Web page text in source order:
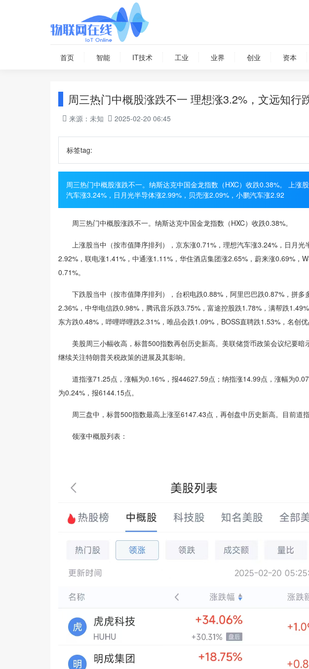
首页 智能 IT技术 工业 业界 创业 资本
周三热门中概股涨跌不一 理想涨3.2%，文远知行
来源：未知 2025-02-20 06:45
标签tag:
周三热门中概股涨跌不一。纳斯达克中国金龙指数（HXC）收跌0.38%。 上涨
汽车涨3.24%，日月光半导体涨2.99%，贝壳涨2.09%，小鹏汽车涨2.92
周三热门中概股涨跌不一。纳斯达克中国金龙指数（HXC）收跌0.38%。
上涨股当中（按市值降序排列），京东涨0.71%，理想汽车涨3.24%，日月光
2.92%，联电涨1.41%，中通涨1.11%，华住酒店集团涨2.65%，蔚来涨0.69%，
0.71%。
下跌股当中（按市值降序排列），台积电跌0.88%，阿里巴巴跌0.87%，拼多
2.36%，中华电信跌0.98%，腾讯音乐跌3.75%，富途控股跌1.78%，满帮跌
东方跌0.48%，哔哩哔哩跌2.31%，唯品会跌1.09%，BOSS直聘跌1.53%，名创
美股周三小幅收高，标普500指数再创历史新高。美联储货币政策会议纪要暗
继续关注特朗普关税政策的进展及其影响。
道指涨71.25点，涨幅为0.16%，报44627.59点；纳指涨14.99点，涨幅为
为0.24%，报6144.15点。
周三盘中，标普500指数最高上涨至6147.43点，再创盘中历史新高。目前道指
领涨中概股列表：